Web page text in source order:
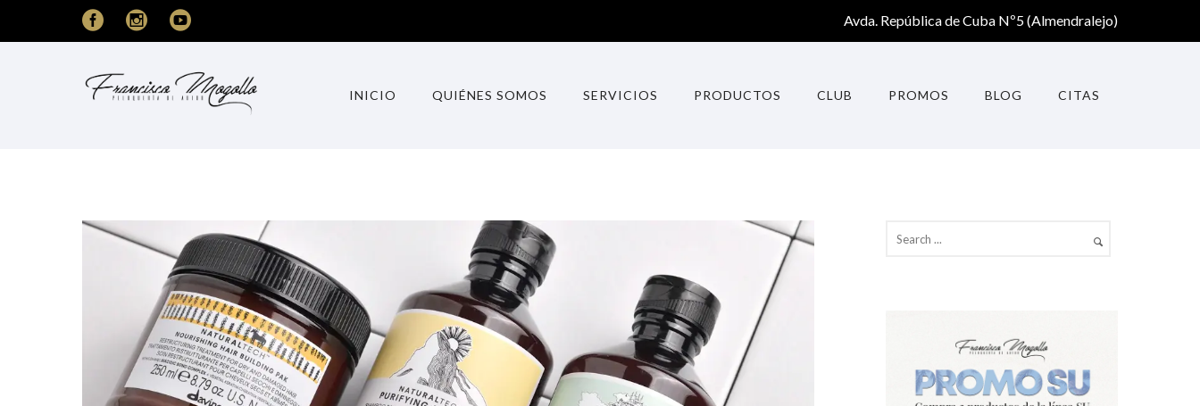
Avda. República de Cuba Nº5 (Almendralejo)
INICIO QUIÉNES SOMOS SERVICIOS PRODUCTOS CLUB PROMOS BLOG CITAS